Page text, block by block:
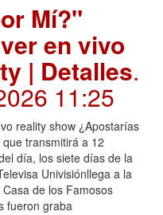
Mí?"
en vivo
| Detalles.
11:25
reality show ¿Apostarías
transmitirá a 12
día, los siete días de la
Univisiónllega a la
de los Famosos
fueron graba